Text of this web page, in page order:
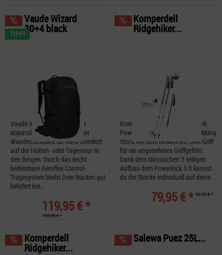
TIPP!
Vaude Wizard 30+4 Optimal
anpassbarer, sehr geräumiger
Wanderrucksack für mehr Komfort
auf der Hütten- oder Tagestour in
den Bergen: Durch das leicht
bedienbare Aeroflex Control-
Tragesystem bleibt Dein Rücken gut
belüftet bei...
119,95 € *
169,95 € *
Vaude Wizard
30+4 black
Komperdell Ridgehiker Zero Cork
Powerlock ein traditioneller Trekking
Stock mit dem bewährten Cork Griff
für ein angenehmes Griffgefühl.
Dank dem klassischen 3-teiligen
Aufbau dem Powerlock 3.0 kannst
du die Stöcke individuell auf deine...
79,95 € * 99,95 € *
Komperdell
Ridgehiker...
Komperdell
Ridgehiker...
Salewa Puez 25L...